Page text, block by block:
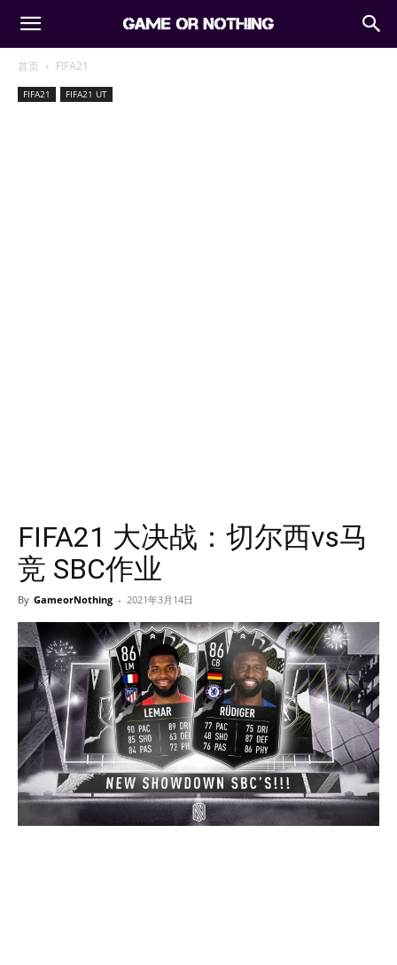
首页 FIFA21
FIFA21 FIFA21 UT
FIFA21 大决战：切尔西vs马
竞 SBC作业
By GameorNothing - 2021年3月14日